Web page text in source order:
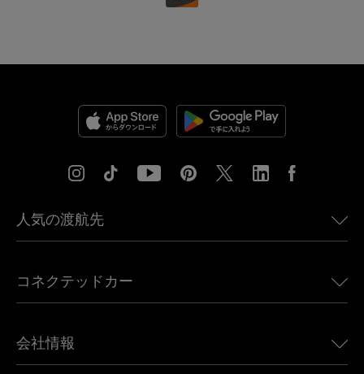
人気の渡航先
ヨーロッパ向けeSIM
カナダ向けeSIM
コネクテッドカー
Land Rover向けUbigi
会社情報